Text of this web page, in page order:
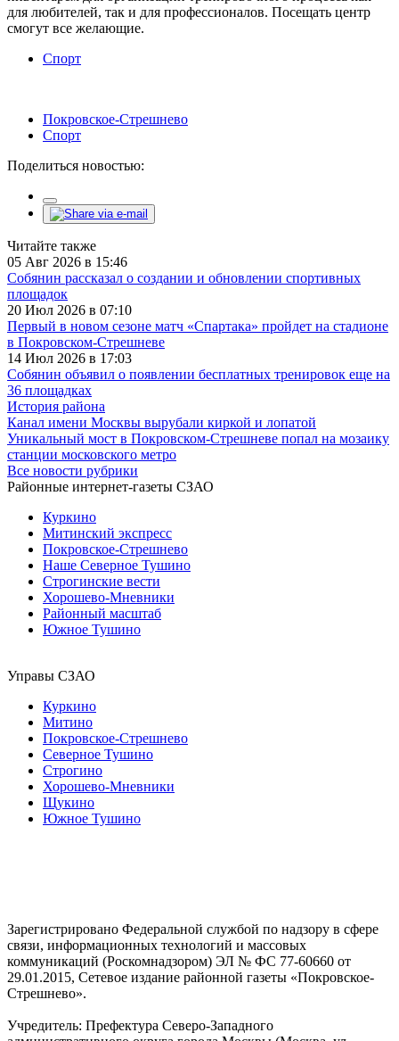
для любителей, так и для профессионалов. Посещать центр
смогут все желающие.
Спорт
Покровское-Стрешнево
Спорт
Поделиться новостью:
Читайте также
05 Авг 2026 в 15:46
Собянин рассказал о создании и обновлении спортивных
площадок
20 Июл 2026 в 07:10
Первый в новом сезоне матч «Спартака» пройдет на стадионе
в Покровском-Стрешневе
14 Июл 2026 в 17:03
Собянин объявил о появлении бесплатных тренировок еще на
36 площадках
История района
Канал имени Москвы вырубали киркой и лопатой
Уникальный мост в Покровском-Стрешневе попал на мозаику
станции московского метро
Все новости рубрики
Районные интернет-газеты СЗАО
Куркино
Митинский экспресс
Покровское-Стрешнево
Наше Северное Тушино
Строгинские вести
Хорошево-Мневники
Районный масштаб
Южное Тушино
Управы СЗАО
Куркино
Митино
Покровское-Стрешнево
Северное Тушино
Строгино
Хорошево-Мневники
Щукино
Южное Тушино
Зарегистрировано Федеральной службой по надзору в сфере
связи, информационных технологий и массовых
коммуникаций (Роскомнадзором) ЭЛ № ФС 77-60660 от
29.01.2015, Сетевое издание районной газеты «Покровское-
Стрешнево».
Учредитель: Префектура Северо-Западного